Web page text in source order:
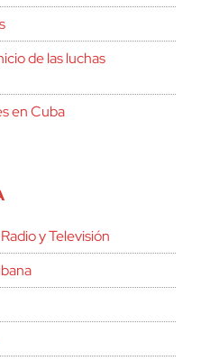
de las luchas
en Cuba
y Televisión